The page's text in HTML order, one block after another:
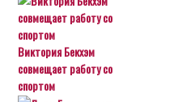
Виктория Бекхэм
совмещает работу со
спортом